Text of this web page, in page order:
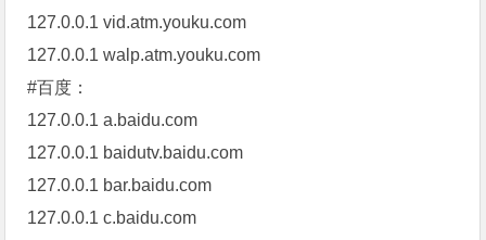
127.0.0.1 vid.atm.youku.com
127.0.0.1 walp.atm.youku.com
#百度：
127.0.0.1 a.baidu.com
127.0.0.1 baidutv.baidu.com
127.0.0.1 bar.baidu.com
127.0.0.1 c.baidu.com